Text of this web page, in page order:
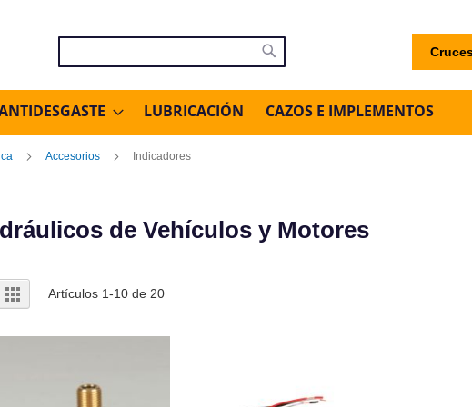
Buscar
LUBRICACIÓN CAZOS E IMPLEMENTOS
Accesorios Indicadores
de Vehículos y Motores
Ver ParrillaArtículos 1-10 de20